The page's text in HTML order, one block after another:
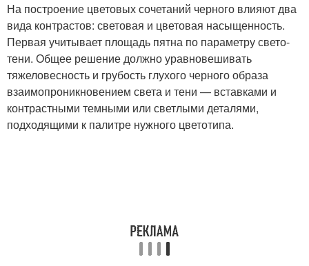
На построение цветовых сочетаний черного влияют два
вида контрастов: световая и цветовая насыщенность.
Первая учитывает площадь пятна по параметру свето-
тени. Общее решение должно уравновешивать
тяжеловесность и грубость глухого черного образа
взаимопроникновением света и тени — вставками и
контрастными темными или светлыми деталями,
подходящими к палитре нужного цветотипа.